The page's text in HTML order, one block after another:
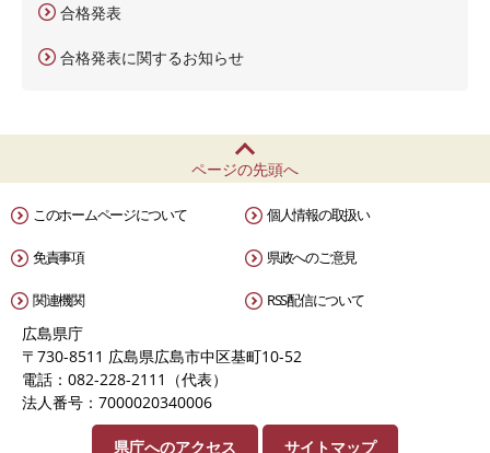
合格発表
合格発表に関するお知らせ
ページの先頭へ
このホームページについて 個人情報の取扱い
免責事項 県政へのご意見
関連機関 RSS配信について
広島県庁
〒730-8511 広島県広島市中区基町10-52
電話：082-228-2111（代表）
法人番号：7000020340006
県庁へのアクセス サイトマップ